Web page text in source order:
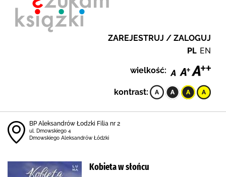
ZAREJESTRUJ / ZALOGUJ
PL EN
wielkość:
kontrast:
BP Aleksandrów Łodzki Filia nr 2
ul. Dmowskiego 4
Dmowskiego Aleksandrów Łódzki
Kobieta w słońcu